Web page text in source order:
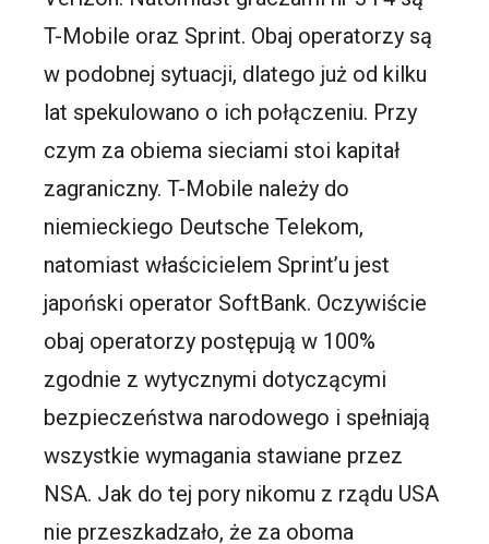
T-Mobile oraz Sprint. Obaj operatorzy są
w podobnej sytuacji, dlatego już od kilku
lat spekulowano o ich połączeniu. Przy
czym za obiema sieciami stoi kapitał
zagraniczny. T-Mobile należy do
niemieckiego Deutsche Telekom,
natomiast właścicielem Sprint’u jest
japoński operator SoftBank. Oczywiście
obaj operatorzy postępują w 100%
zgodnie z wytycznymi dotyczącymi
bezpieczeństwa narodowego i spełniają
wszystkie wymagania stawiane przez
NSA. Jak do tej pory nikomu z rządu USA
nie przeszkadzało, że za oboma